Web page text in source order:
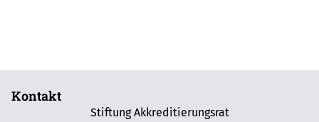
Kontakt
Stiftung Akkreditierungsrat